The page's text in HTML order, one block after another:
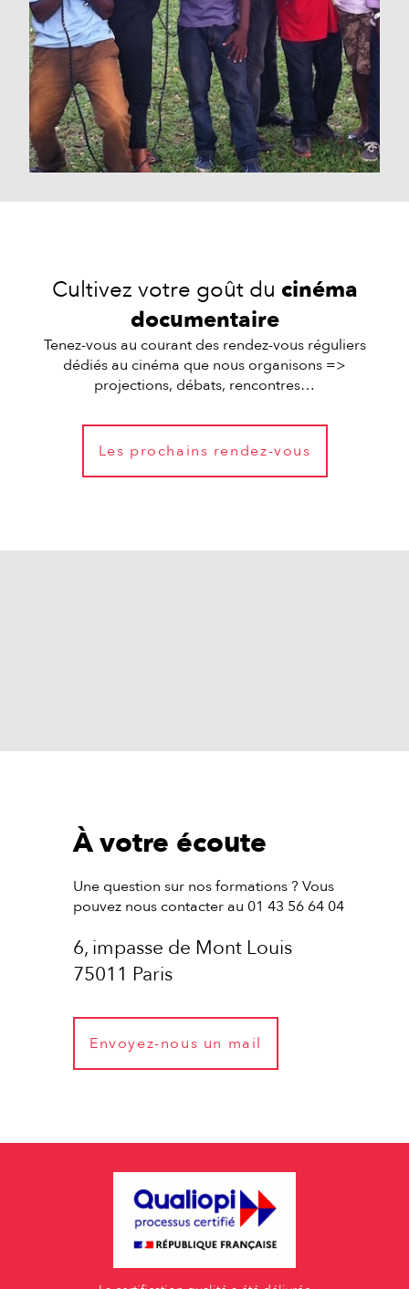
Cultivez votre goût du cinéma
documentaire
Tenez-vous au courant des rendez-vous réguliers
dédiés au cinéma que nous organisons =>
projections, débats, rencontres…
Les prochains rendez-vous
À votre écoute
Une question sur nos formations ? Vous
pouvez nous contacter au 01 43 56 64 04
6, impasse de Mont Louis
75011 Paris
Envoyez-nous un mail